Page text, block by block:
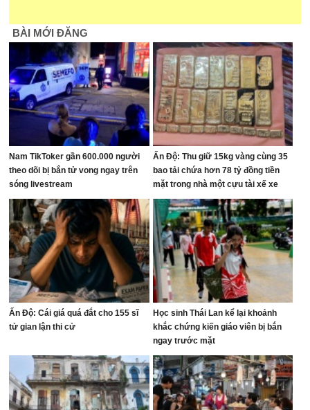
BÀI MỚI ĐĂNG
Nam TikToker gần 600.000 người
theo dõi bị bắn tử vong ngay trên
sóng livestream
Ấn Độ: Thu giữ 15kg vàng cùng 35
bao tải chứa hơn 78 tỷ đồng tiền
mặt trong nhà một cựu tài xế xe
buýt
Ấn Độ: Cái giá quá đắt cho 155 sĩ
tử gian lận thi cử
Học sinh Thái Lan kể lại khoảnh
khắc chứng kiến giáo viên bị bắn
ngay trước mặt